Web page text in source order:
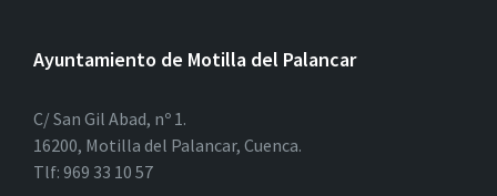
Ayuntamiento de Motilla del Palancar
C/ San Gil Abad, nº 1.
16200, Motilla del Palancar, Cuenca.
Tlf: 969 33 10 57